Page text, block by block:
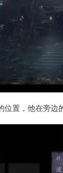
位置，他在旁边